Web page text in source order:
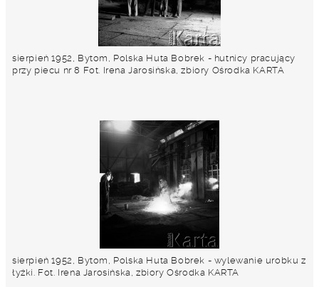
sierpień 1952, Bytom, Polska Huta Bobrek - hutnicy pracujący
przy piecu nr 8 Fot. Irena Jarosińska, zbiory Ośrodka KARTA
sierpień 1952, Bytom, Polska Huta Bobrek - wylewanie urobku z
łyżki. Fot. Irena Jarosińska, zbiory Ośrodka KARTA